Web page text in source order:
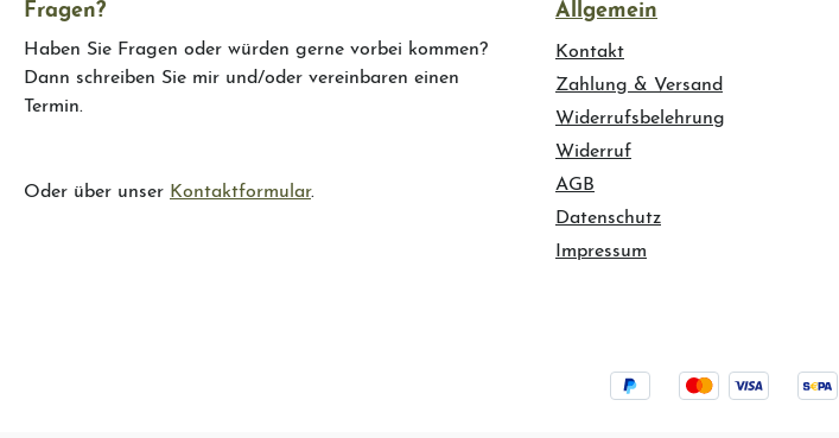
Haben Sie Fragen oder würden gerne vorbei kommen?
Dann schreiben Sie mir und/oder vereinbaren einen
Termin.
Oder über unser Kontaktformular.
Kontakt
Zahlung & Versand
Widerrufsbelehrung
Widerruf
AGB
Datenschutz
Impressum